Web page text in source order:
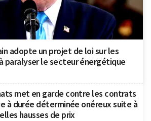
adopte un projet de loi sur les
paralyser le secteur énergétique
met en garde contre les contrats
à durée déterminée onéreux suite à
hausses de prix